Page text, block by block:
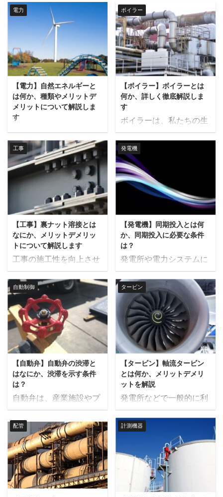
さらなる改善が期待され
ています。 本記事では、
熱機関の基本的な仕組み
や種類、そしてさまざま
な利用用途について詳し
く解説します。 熱機関と
は 熱機関とは、熱エネル
ギーを機械的なエネルギ
ーに変換する装置やシス
...
詳しく解説します。 電力
負荷平準化とは 電力負荷
平準化とは、電力消費の
ピークを抑え、消費を時
間的に均等化すること
で、電力供給の安定性を
保つ手法です。通常、電
力消費は時間帯や季節に
よって大きく変動し、特
に ...
減、さらには環境負荷の
低減に向けた取り組みを
評価・改善するために用
いられます。本記事で
は、電力原単位の基本的
な概念、その把握方法、
電力の分類、そして改善
方法について詳しく解説
します。 電力原単位とは
電力原単位は、製品やサ
標であり、単位製品あた
りのエネルギー効率を評
価するために使用されま
す。 この指標は、製造業
におけるエネルギー効率
の評価や、環境負荷の低
減を図るための基準とし
ても重要です。例えば、
同じ製品を製造する場合
...
互に変換する技術で、エ
ネルギー効率の向上や省
エネルギー化に重要で
す。この技術は、エネル
ギーの再利用や温度制御
など、さまざまな分野で
活用されており、今後の
持続可能な社会の実現に
重要な役割を果たすと期
待されています。 本記事
では、熱電素子の基本概
具体的な活用例について
詳しく解説します。 熱電
素子とは 熱電素子とは、
温度差を利用して電気エ
ネルギーを生成したり、
逆に電気を流すことで温
度差を作り出したりする
半導体素子のことです。
この技術は、ゼーベック
...
電力
【電力】自然エネルギーと
は何か、種類やメリットデ
メリットについて解説しま
す
自然エネルギーは、持続
可能な社会の実現に向け
て注目されていますが、
その導入には課題もあり
ます。 本記事では、自然
エネルギーの基本概念や
種類、活用のメリットと
デメリットについて解説
します。 自然エネルギー
とは 自然エネルギーと
は、太陽光、風力、水
力、地熱、バイオマスな
どの自然界に存在するエ
ネルギーを指します。 こ
れらのエネルギー源は、
化石燃料のように枯渇す
ることがなく、再生可能
であるため、持続可能な
エネルギーとして注目さ
れています。自然エネル
ギーの利用は、温室効果
ガスの排出を減少させ、
地球温暖化の防止に貢献
ボイラー
【ボイラー】ボイラーとは
何か、詳しく徹底解説しま
す
ボイラーは、私たちの生
活や産業に欠かせない重
要な機器です。燃料を燃
焼させて水やその他の液
体を加熱・蒸気化する装
置として、ボイラーはさ
まざまな用途で利用され
ています。 本記事では、
ボイラーの基本的な定義
や歴史、ボイラーにはど
のような種類があるの
か、使用される媒質や構
成要素、燃料の違い、ボ
の重要性、ボイラーに関
する資格や法律について
紹介します。 ボイラーと
は ボイラーとは、燃料を
燃焼させてその熱エネル
ギーを利用し、水や他の
液体を加熱・蒸気化する
装置を指します。ボイラ
ーの主な役割は、蒸気や
...
工事
【工事】裏ナット溶接とは
なにか、メリットデメリッ
トについて解説します
工事の施工性を向上させ
るために、架台などに裏
ナット溶接を行うことが
あります。 この記事では
裏ナット溶接とは何かに
ついて解説します。 裏ナ
ット溶接とは 裏ナット溶
接とは、ボルトが通る穴
の裏側にナットを溶接す
る手法のことを指しま
す。 この方法は、主に機
械や構造物の組立て時に
使用され、ボルトを取り
から支える役割を果たし
ます。 通常、ナットを手
で押さえながらボルトを
締める作業は時間と労力
を要しますが、裏ナット
溶接を行うことで、この
発電機
【発電機】同期投入とは何
か、同期投入に必要な条件
は？
発電所や電力システムに
おいて、発電機の系統と
母線を接続する際には同
期投入が行われます。 こ
の記事では、同期投入と
はなにか、同期投入を行
うために必要な条件につ
いて解説します。 同期投
入とは 同期投入（シンク
ロナイゼーション）は、
発電機が電力網に接続さ
れる際に、発電機の電
圧、周波数、および位相
プロセスです。 このプロ
セスにより、発電機が電
力網にスムーズに連携
し、電力の安定供給が確
保されます。 同期投入が
適切に行われない場合、
自動制御
【自動弁】自動弁の渋滞と
はなにか、渋滞を示す条件
は？
自動弁は、産業施設やプ
ラントにおいて流体の制
御や調整に不可欠な装置
です。 しかし、長期間の
使用や不適切な運用によ
って、自動弁に「渋滞」
が発生することがありま
す。本記事では、自動弁
タービン
【タービン】軸流タービン
とは何か、メリットデメリ
ットを解説
発電所などで一般的に利
用されている復水タービ
ンよりも効率の良いとさ
れているタービンとして
軸流タービンがありま
す。 本記事では、軸流タ
ービンの基本構造と仕組
み、そのメリットとデメ
リットについて解説しま
配管 計測機器